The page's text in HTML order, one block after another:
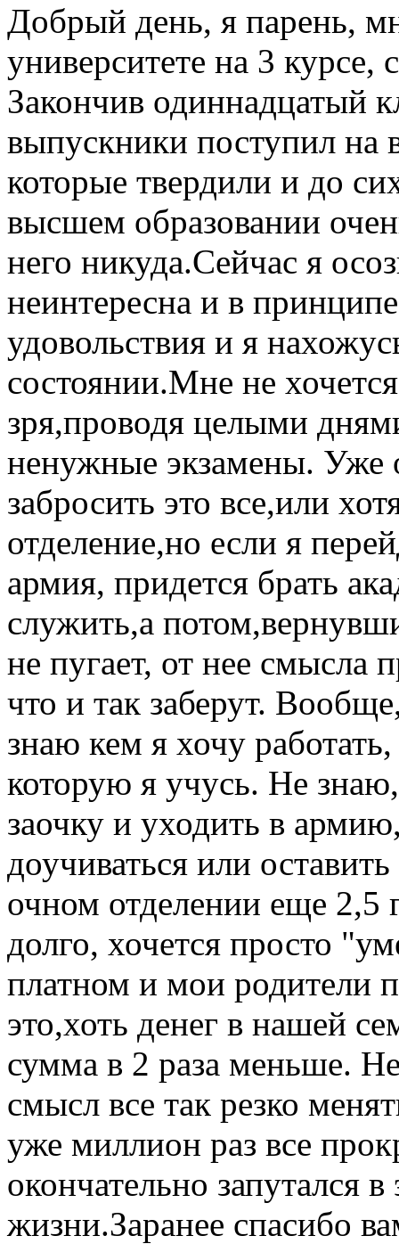
Добрый день, я парень,
университете на 3 курсе,
Закончив одиннадцатый
выпускники поступил на
которые твердили и до
высшем образовании
него никуда.Сейчас я
неинтересна и в
удовольствия и я
состоянии.Мне не
зря,проводя целыми
ненужные экзамены. Уже
забросить это все,или
отделение,но если я
армия, придется брать
служить,а
не пугает, от нее смысла
что и так заберут.
знаю кем я хочу
которую я учусь. Не
заочку и уходить в
доучиваться или
очном отделении еще 2,5
долго, хочется просто
платном и мои родители
это,хоть денег в нашей
сумма в 2 раза меньше.
смысл все так резко
уже миллион раз все
окончательно запутался
жизни.Заранее спасибо